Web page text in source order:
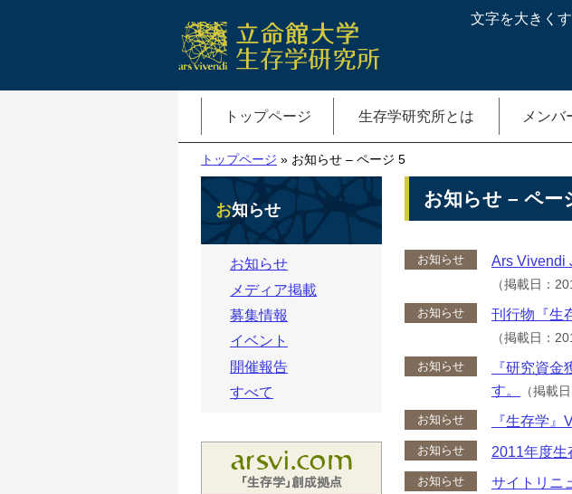
文字を大きく
トップページ 生存学研究所とは メンバ
トップページ » お知らせ – ページ 5
お知らせ – ペー
お知らせ Ars Vivendi
（掲載日：
お知らせ 刊行物『生
（掲載日：
お知らせ
『研究資
す。
（掲載
お知らせ 『生存学
お知らせ 2011年度生
お知らせ サイトリニ
お知らせ
お知らせ
メディア掲載
募集情報
イベント
開催報告
すべて